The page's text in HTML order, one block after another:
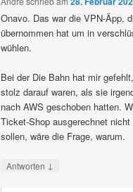
Onavo. Das war die VPN-Äpp,
übernommen hat um in
wühlen.
Bei der Die Bahn hat mir
stolz darauf waren, als sie
nach AWS geschoben hatten.
Ticket-Shop ausgerechnet
sollen, wäre die Frage, warum.
Antworten ↓